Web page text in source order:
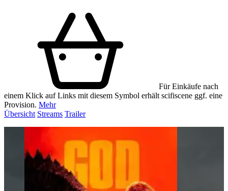
Für Einkäufe nach
einem Klick auf Links mit diesem Symbol erhält scifiscene ggf. eine
Provision. Mehr
Übersicht Streams Trailer